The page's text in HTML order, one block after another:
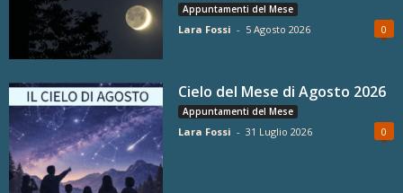
Appuntamenti del Mese
Lara Fossi - 5 Agosto 2026 0
Cielo del Mese di Agosto 2026
Appuntamenti del Mese
Lara Fossi - 31 Luglio 2026 0